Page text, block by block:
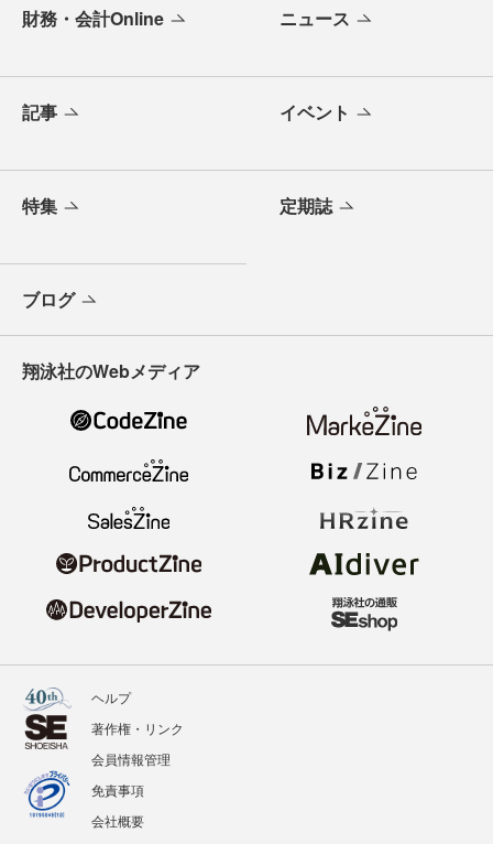
財務・会計Online ニュース
記事 イベント
特集 定期誌
ブログ
翔泳社のWebメディア
ヘルプ
著作権・リンク
会員情報管理
免責事項
会社概要